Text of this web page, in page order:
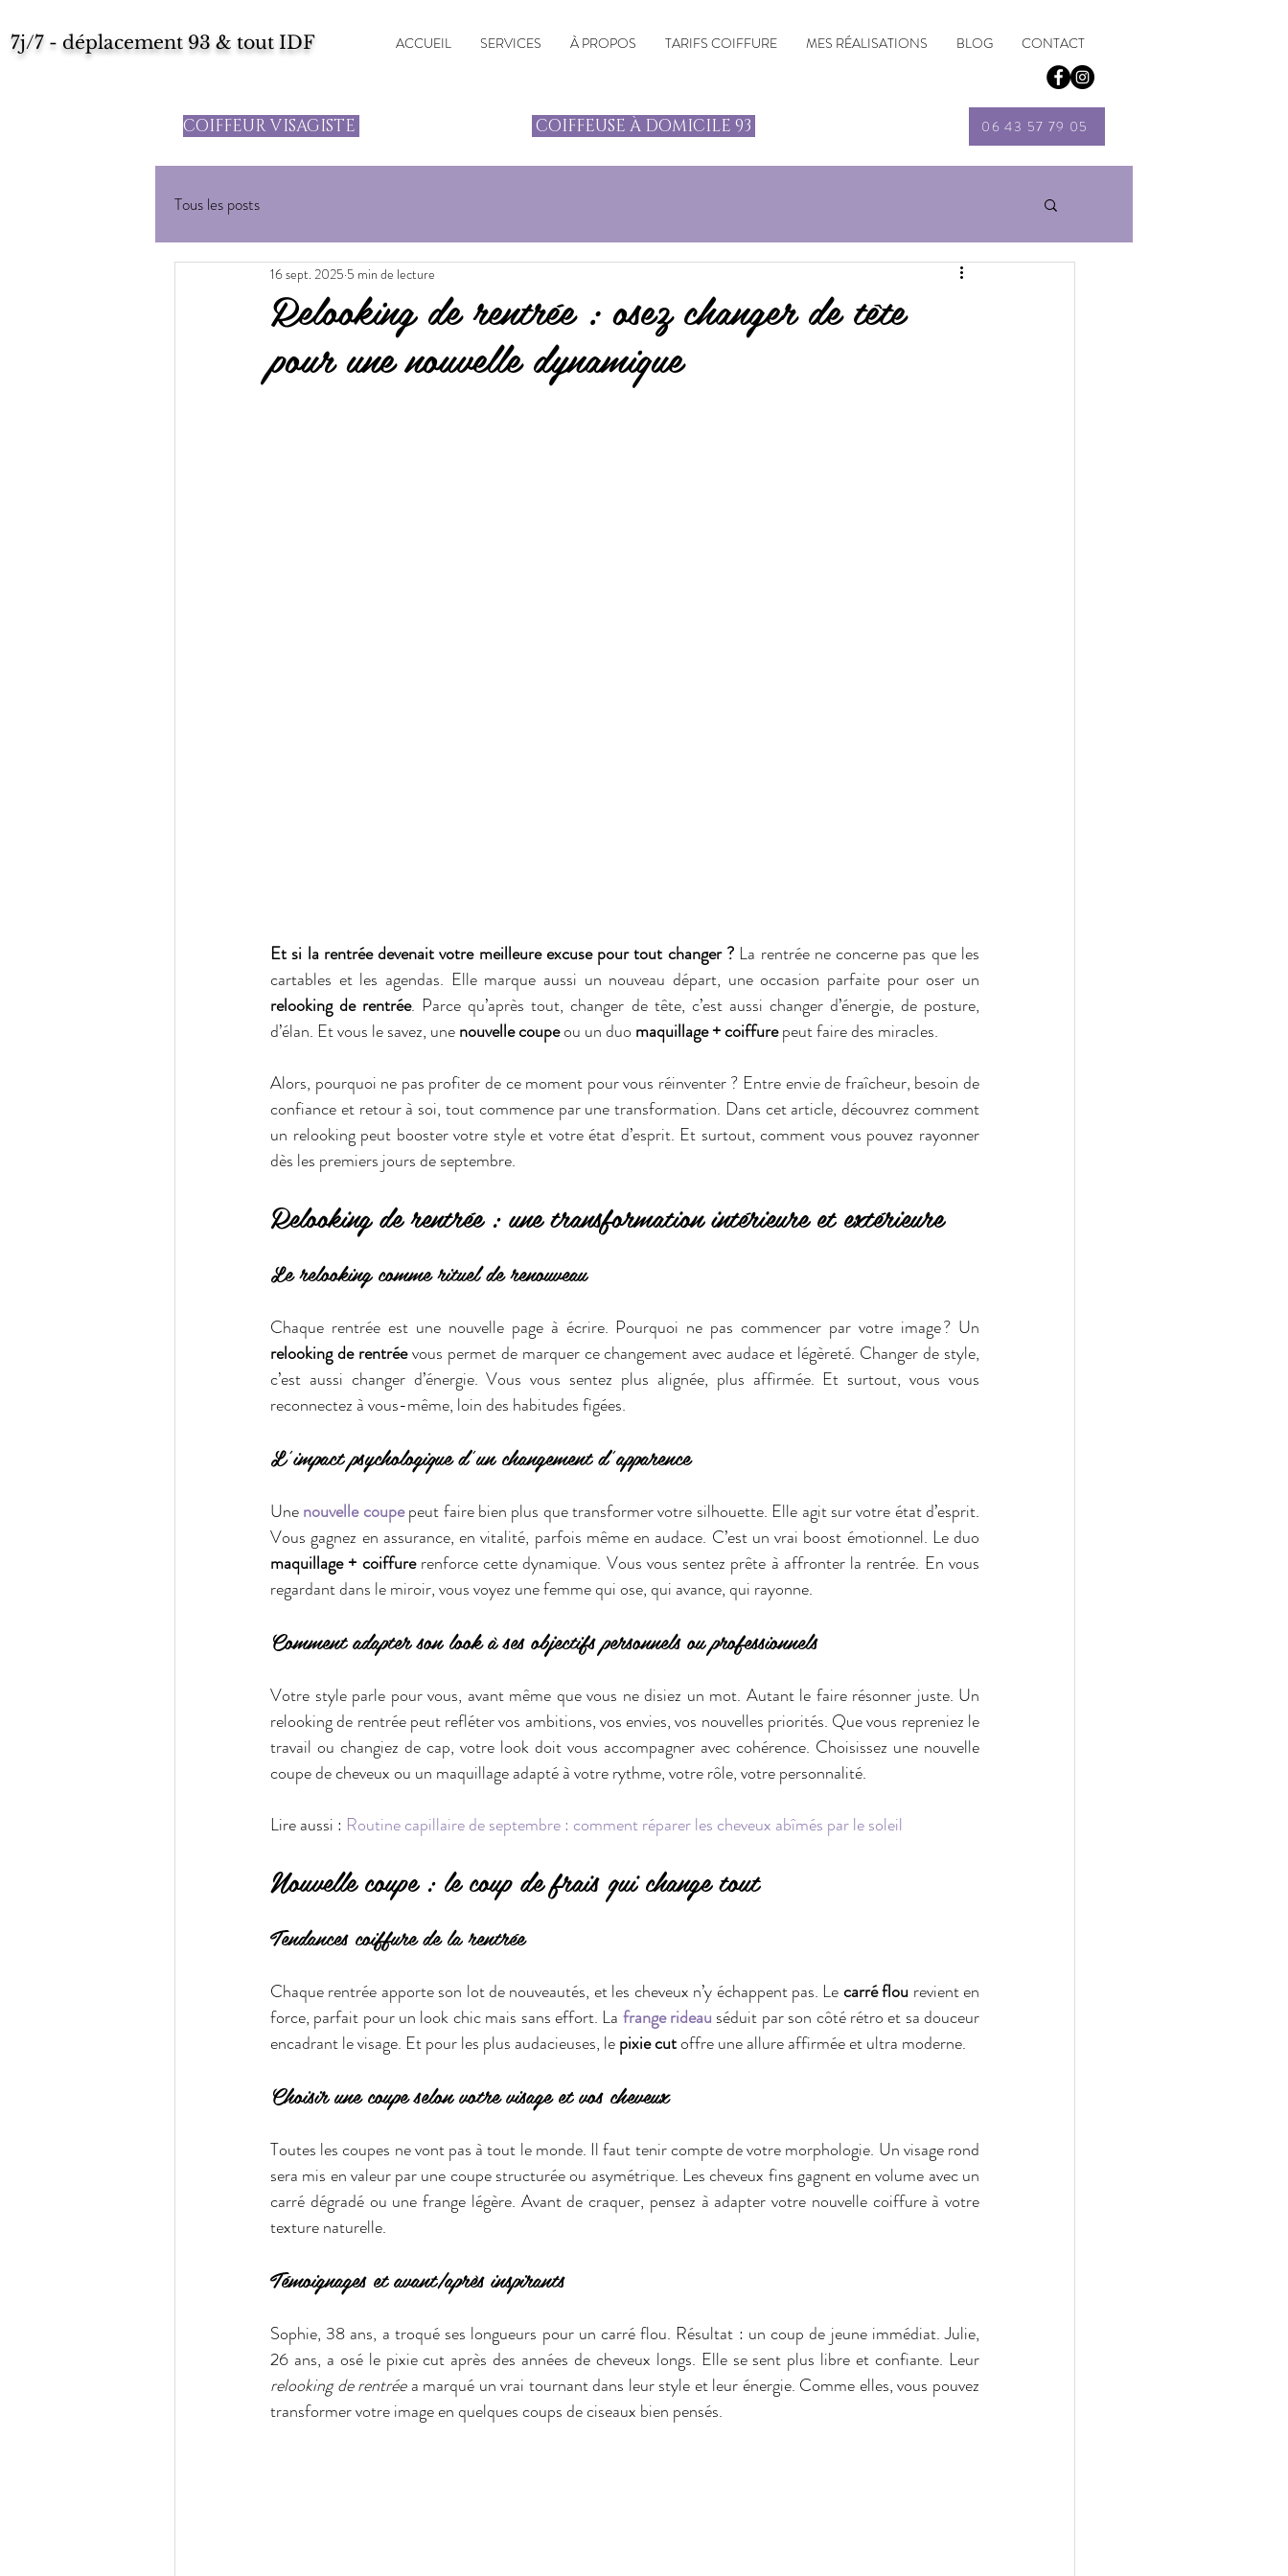
7j/7 - déplacement 93 & tout IDF ACCUEIL SERVICES À PROPOS TARIFS COIFFURE MES RÉALISATIONS BLOG CONTACT
COIFFEUR VISAGISTE COIFFEUSE À DOMICILE 93 06 43 57 79 05
Tous les posts
Relooking de rentrée : osez changer de tête
pour une nouvelle dynamique
16 sept. 2025 5 min de lecture
Et si la rentrée devenait votre meilleure excuse pour tout changer ? La rentrée ne concerne pas que les
relooking de rentrée. Parce qu’après tout, changer de tête, c’est aussi changer d’énergie, de posture,
d’élan. Et vous le savez, une nouvelle coupe ou un duo maquillage + coiffure peut faire des miracles.
Alors, pourquoi ne pas profiter de ce moment pour vous réinventer ? Entre envie de fraîcheur, besoin de
confiance et retour à soi, tout commence par une transformation. Dans cet article, découvrez comment
un relooking peut booster votre style et votre état d’esprit. Et surtout, comment vous pouvez rayonner
dès les premiers jours de septembre.
Relooking de rentrée : une transformation intérieure et extérieure
Le relooking comme rituel de renouveau
relooking de rentrée vous permet de marquer ce changement avec audace et légèreté. Changer de style,
c’est aussi changer d’énergie. Vous vous sentez plus alignée, plus affirmée. Et surtout, vous vous
reconnectez à vous-même, loin des habitudes figées.
L’impact psychologique d’un changement d’apparence
Une nouvelle coupe peut faire bien plus que transformer votre silhouette. Elle agit sur votre état d’esprit.
maquillage + coiffure renforce cette dynamique. Vous vous sentez prête à affronter la rentrée. En vous
regardant dans le miroir, vous voyez une femme qui ose, qui avance, qui rayonne.
Comment adapter son look à ses objectifs personnels ou professionnels
Votre style parle pour vous, avant même que vous ne disiez un mot. Autant le faire résonner juste. Un
relooking de rentrée peut refléter vos ambitions, vos envies, vos nouvelles priorités. Que vous repreniez le
travail ou changiez de cap, votre look doit vous accompagner avec cohérence. Choisissez une nouvelle
coupe de cheveux ou un maquillage adapté à votre rythme, votre rôle, votre personnalité.
Lire aussi : Routine capillaire de septembre : comment réparer les cheveux abîmés par le soleil
Nouvelle coupe : le coup de frais qui change tout
Tendances coiffure de la rentrée
Chaque rentrée apporte son lot de nouveautés, et les cheveux n’y échappent pas. Le carré flou revient en
force, parfait pour un look chic mais sans effort. La frange rideau séduit par son côté rétro et sa douceur
encadrant le visage. Et pour les plus audacieuses, le pixie cut offre une allure affirmée et ultra moderne.
Choisir une coupe selon votre visage et vos cheveux
Toutes les coupes ne vont pas à tout le monde. Il faut tenir compte de votre morphologie. Un visage rond
sera mis en valeur par une coupe structurée ou asymétrique. Les cheveux fins gagnent en volume avec un
carré dégradé ou une frange légère. Avant de craquer, pensez à adapter votre nouvelle coiffure à votre
texture naturelle.
Témoignages et avant/après inspirants
Sophie, 38 ans, a troqué ses longueurs pour un carré flou. Résultat : un coup de jeune immédiat. Julie,
relooking de rentrée a marqué un vrai tournant dans leur style et leur énergie. Comme elles, vous pouvez
transformer votre image en quelques coups de ciseaux bien pensés.